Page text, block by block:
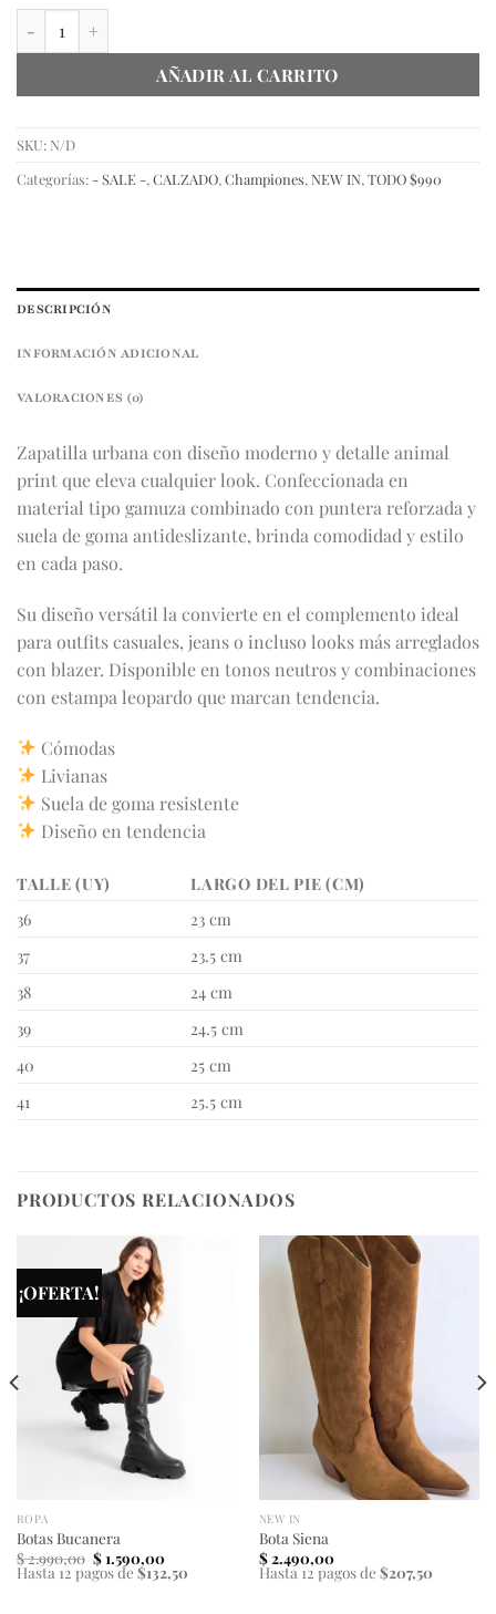
AÑADIR AL CARRITO
SKU: N/D
Categorías: - SALE -,CALZADO,Championes,NEW IN,TODO $990
DESCRIPCIÓN
INFORMACIÓN ADICIONAL
VALORACIONES (0)
Zapatilla urbana con diseño moderno y detalle animal
print que eleva cualquier look. Confeccionada en
material tipo gamuza combinado con puntera reforzada y
suela de goma antideslizante, brinda comodidad y estilo
en cada paso.
Su diseño versátil la convierte en el complemento ideal
para outfits casuales, jeans o incluso looks más arreglados
con blazer. Disponible en tonos neutros y combinaciones
con estampa leopardo que marcan tendencia.
Cómodas
Livianas
Suela de goma resistente
Diseño en tendencia
TALLE (UY)
LARGO DEL PIE (CM)
36
23 cm
37
23.5 cm
38
24 cm
39
24.5 cm
40
25 cm
41
25.5 cm
PRODUCTOS RELACIONADOS
¡OFERTA!
ROPA
Botas Bucanera
$2.990,00 El
precio
original
$1.590,00El
precio
actual
Hasta 12 pagos de$132,50
NEW IN
Bota Siena
$2.490,00
Hasta 12 pagos de $207,50